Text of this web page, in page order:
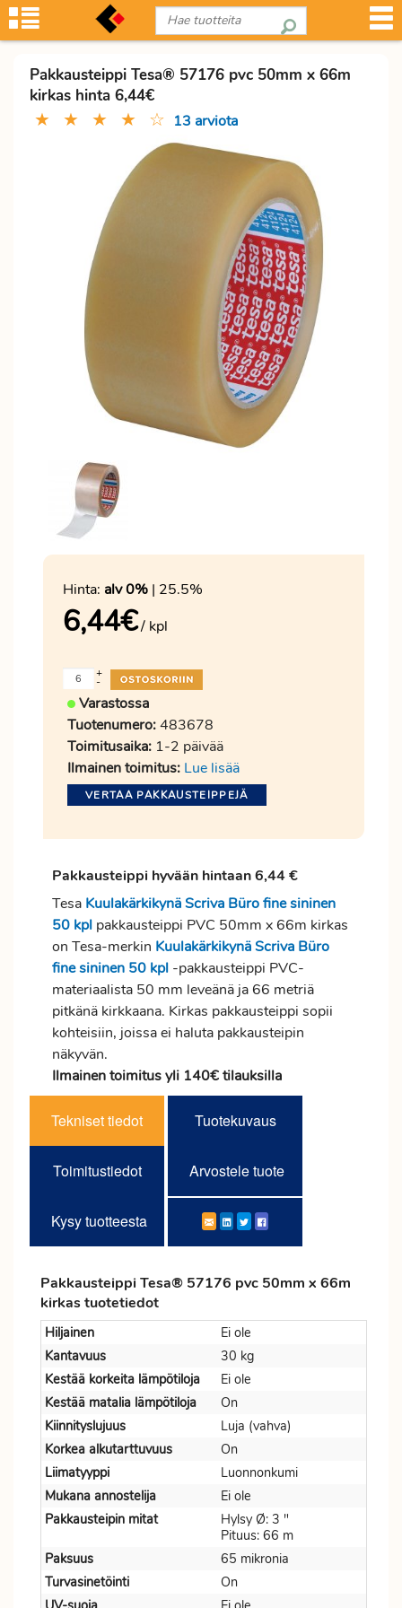
Pakkausteippi Tesa® 57176 pvc 50mm x 66m
kirkas hinta 6,44€
★ ★ ★ ★ ☆ 13 arviota
Hinta: alv 0% | 25.5%
6,44€/ kpl
-
+
Varastossa
Tuotenumero:483678
Toimitusaika: 1-2 päivää
Ilmainen toimitus: Lue lisää
VERTAA PAKKAUSTEIPPEJÄ
Pakkausteippi hyvään hintaan 6,44 €
Tesa Kuulakärkikynä Scriva Büro fine sininen
50 kpl pakkausteippi PVC 50mm x 66m kirkas
on Tesa-merkin Kuulakärkikynä Scriva Büro
fine sininen 50 kpl -pakkausteippi PVC-
materiaalista 50 mm leveänä ja 66 metriä
pitkänä kirkkaana. Kirkas pakkausteippi sopii
kohteisiin, joissa ei haluta pakkausteipin
näkyvän.
Ilmainen toimitus yli 140€ tilauksilla
Tekniset tiedot Tuotekuvaus
Toimitustiedot Arvostele tuote
Kysy tuotteesta
Pakkausteippi Tesa® 57176 pvc 50mm x 66m
kirkas tuotetiedot
Hiljainen
Ei ole
Kantavuus
30 kg
Kestää korkeita lämpötiloja
Ei ole
Kestää matalia lämpötiloja
On
Kiinnityslujuus
Luja (vahva)
Korkea alkutarttuvuus
On
Liimatyyppi
Luonnonkumi
Mukana annostelija
Ei ole
Pakkausteipin mitat
Hylsy Ø: 3 "
Pituus: 66 m
Paksuus
65 mikronia
Turvasinetöinti
On